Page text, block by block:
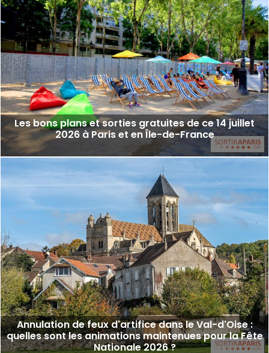
Les bons plans et sorties gratuites de ce 14 juillet
2026 à Paris et en Île-de-France
Annulation de feux d'artifice dans le Val-d'Oise :
quelles sont les animations maintenues pour la Fête
Nationale 2026 ?